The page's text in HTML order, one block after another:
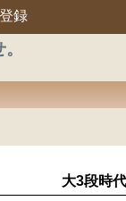
録
大3段時